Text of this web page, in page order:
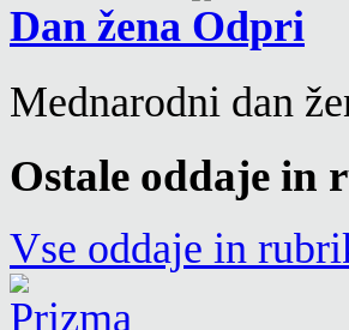
Dan žena
Mednarodni dan
Ostale oddaje in
Vse oddaje in